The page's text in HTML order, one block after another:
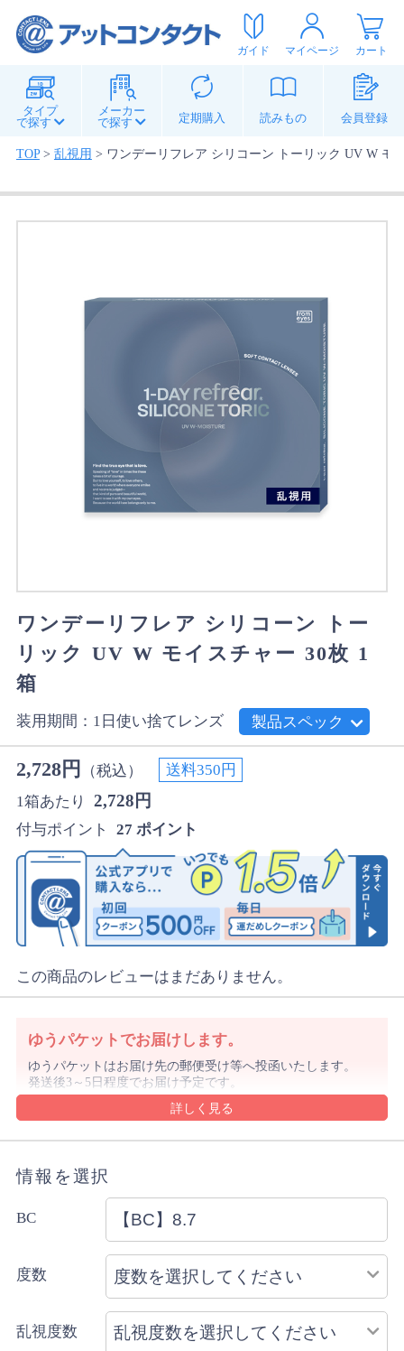
ガイド マイページ カート
タイプ
で探す
メーカー
で探す
定期購入 読みもの 会員登録
TOP> 乱視用 > ワンデーリフレア シリコーン トーリック UV W モ
ワンデーリフレア シリコーン トー
リック UV W モイスチャー 30枚 1
箱
装用期間：1日使い捨てレンズ 製品スペック
2,728円 （税込）
送料350円
1箱あたり
2,728円
付与ポイント 27 ポイント
この商品のレビューはまだありません。
ゆうパケットでお届けします。
ゆうパケットはお届け先の郵便受け等へ投函いたします。
発送後3～5日程度でお届け予定です。
沖縄県や離島は1週間前後でのお届け予定となります。
ゆうパケットの規定のサイズを超える購入数の場合や代金
詳細・ご注意事項はご利用ガイドをご確認ください。
ご注文内容により上記と異なる場合があります。
配送方法のご指定はできません。
情報を選択
BC
度数
乱視度数